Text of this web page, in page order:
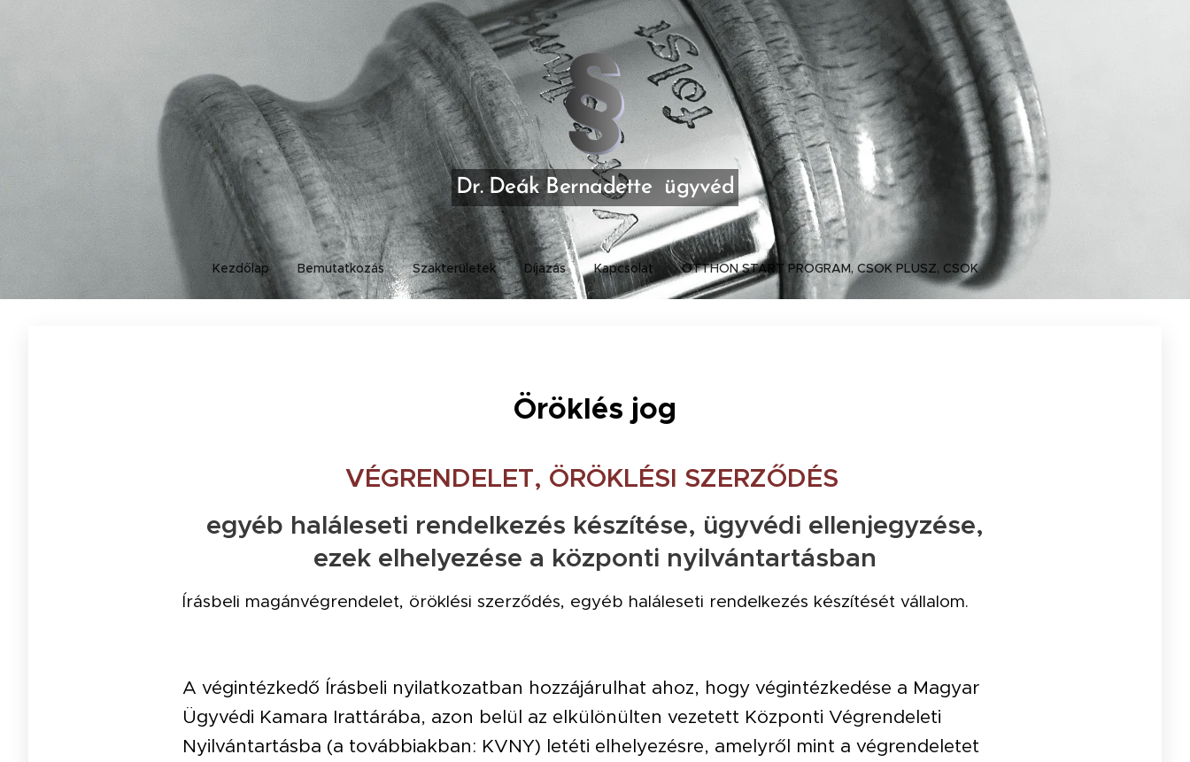
Dr. Deák Bernadette ügyvéd
Kezdőlap Bemutatkozás Szakterületek Díjazás Kapcsolat OTTHON START PROGRAM, CSOK PLUSZ, CSOK
Öröklés jog
VÉGRENDELET, ÖRÖKLÉSI SZERZŐDÉS
egyéb haláleseti rendelkezés készítése, ügyvédi ellenjegyzése,
ezek elhelyezése a központi nyilvántartásban
Írásbeli magánvégrendelet, öröklési szerződés, egyéb haláleseti rendelkezés készítését vállalom.
A végintézkedő Írásbeli nyilatkozatban hozzájárulhat ahoz, hogy végintézkedése a Magyar
Ügyvédi Kamara Irattárába, azon belül az elkülönülten vezetett Központi Végrendeleti
Nyilvántartásba (a továbbiakban: KVNY) letéti elhelyezésre, amelyről mint a végrendeletet